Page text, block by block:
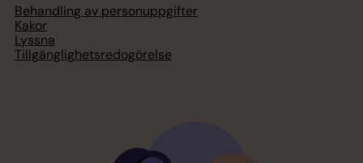
Behandling av personuppgifter
Kakor
Lyssna
Tillgänglighetsredogörelse